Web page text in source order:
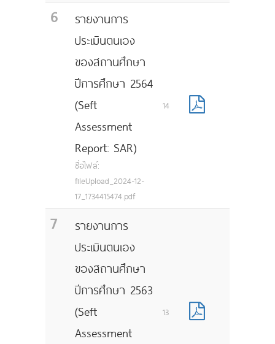
6
รายงานการ
ประเมินตนเอง
ของสถานศึกษา
ปีการศึกษา 2564
(Seft
Assessment
Report: SAR)
ชื่อไฟล์:
fileUpload_2024-12-
17_1734415474.pdf
14
7
รายงานการ
ประเมินตนเอง
ของสถานศึกษา
ปีการศึกษา 2563
(Seft
Assessment
13